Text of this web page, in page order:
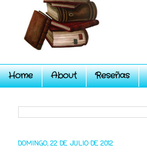
Home About Reseñas
DOMINGO, 22 DE JULIO DE 2012